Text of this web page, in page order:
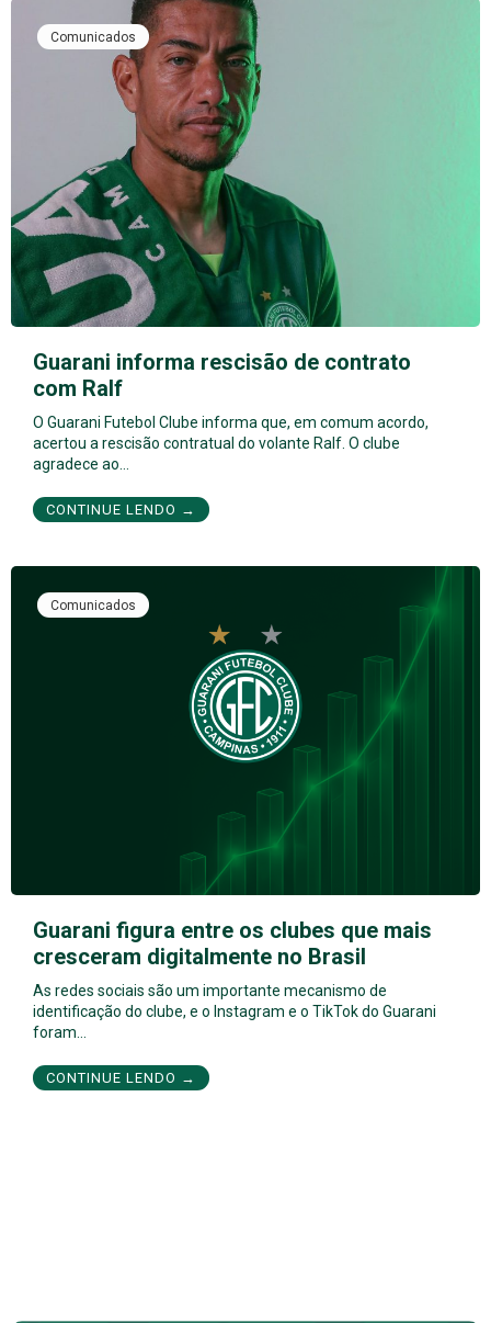
Comunicados
Guarani informa rescisão de contrato
com Ralf
O Guarani Futebol Clube informa que, em comum acordo,
acertou a rescisão contratual do volante Ralf. O clube
agradece ao…
CONTINUE LENDO →
Comunicados
Guarani figura entre os clubes que mais
cresceram digitalmente no Brasil
As redes sociais são um importante mecanismo de
identificação do clube, e o Instagram e o TikTok do Guarani
foram…
CONTINUE LENDO →